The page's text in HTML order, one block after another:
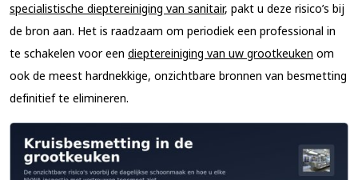
specialistische dieptereiniging van sanitair, pakt u deze risico’s bij
de bron aan. Het is raadzaam om periodiek een professional in
te schakelen voor een dieptereiniging van uw grootkeuken om
ook de meest hardnekkige, onzichtbare bronnen van besmetting
definitief te elimineren.